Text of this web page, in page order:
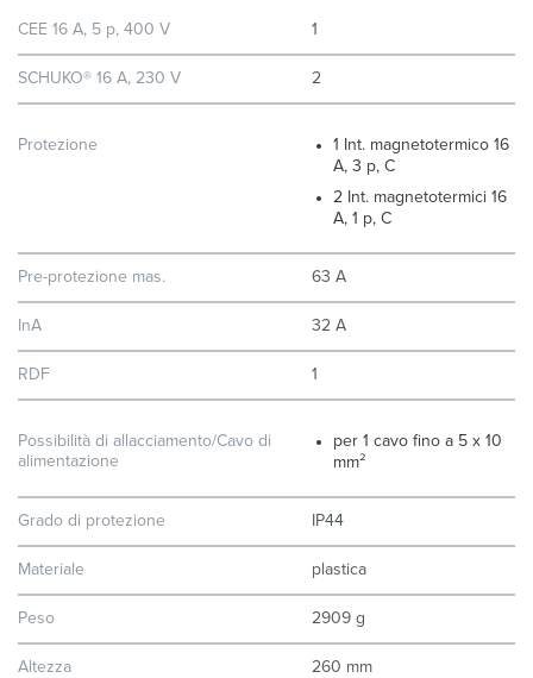
CEE 16 A, 5 p, 400 V 1
SCHUKO® 16 A, 230 V 2
Protezione
1 Int. magnetotermico 16
A, 3 p, C
2 Int. magnetotermici 16
A, 1 p, C
Pre-protezione mas. 63 A
InA 32 A
RDF 1
Possibilità di allacciamento/Cavo di
alimentazione
per 1 cavo fino a 5 x 10
mm²
Grado di protezione IP44
Materiale plastica
Peso 2909 g
Altezza 260 mm